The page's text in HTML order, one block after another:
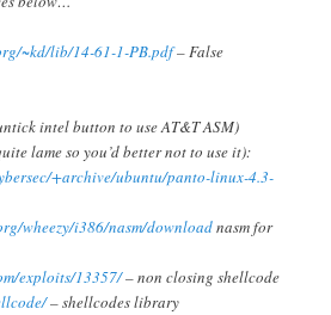
~kd/lib/14-61-1-PB.pdf– False
intel button to use AT&T ASM)
lame so you’d better not to use it):
+archive/ubuntu/panto-linux-4.3-
wheezy/i386/nasm/downloadnasm for
exploits/13357/– non closing shellcode
– shellcodes library